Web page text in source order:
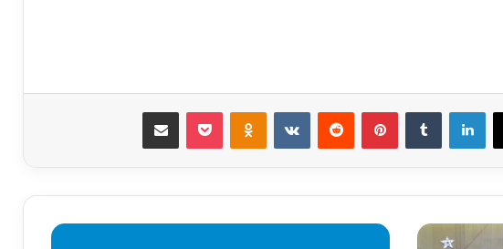
لينكدإن بينتيريست Odnoklassniki
‫Pocket مشاركة عبر البريد
سينما..